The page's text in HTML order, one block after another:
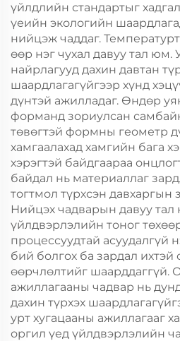
үйлдлийн стандартыг
үеийн экологийн
нийцэж чаддаг.
өөр нэг чухал давуу тал юм.
найрлагууд дахин давтан
шаардлагагүйгээр хүнд
дүнтэй ажилладаг. Өндөр
форманд зориулсан
төвөгтэй формны геометр
хамгаалахад хамгийн бага
хэрэгтэй байдгаараа
байдал нь материаллаг
тогтмол түрхсэн давхаргын
Нийцэх чадварын давуу тал
үйлдвэрлэлийн тоног
процессуудтай асуудалгүй
бий болгох ба зардал ихтэй
өөрчлөлтийг шаарддаггүй.
ажиллагааны чадвар нь
дахин түрхэх
урт хугацааны ажиллагааг
оргил үед үйлдвэрлэлийн